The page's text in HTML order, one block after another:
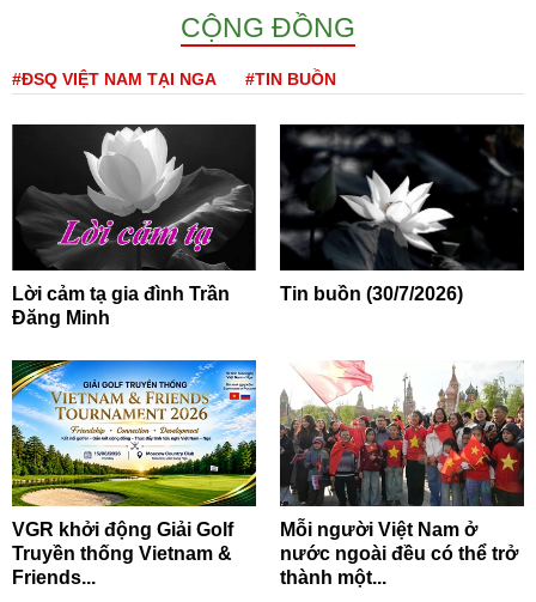
CỘNG ĐỒNG
#ĐSQ VIỆT NAM TẠI NGA #TIN BUỒN
Lời cảm tạ gia đình Trần
Đăng Minh
Tin buồn (30/7/2026)
VGR khởi động Giải Golf
Truyền thống Vietnam &
Friends...
Mỗi người Việt Nam ở
nước ngoài đều có thể trở
thành một...